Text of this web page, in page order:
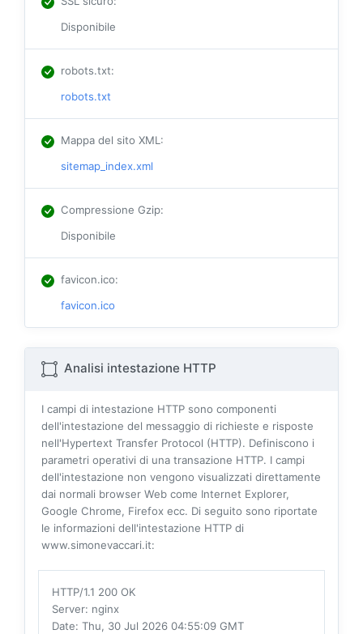
Disponibile
robots.txt:
robots.txt
Mappa del sito XML:
sitemap_index.xml
Compressione Gzip:
Disponibile
favicon.ico:
favicon.ico
Analisi intestazione HTTP
I campi di intestazione HTTP sono componenti
dell'intestazione del messaggio di richieste e risposte
nell'Hypertext Transfer Protocol (HTTP). Definiscono i
parametri operativi di una transazione HTTP. I campi
dell'intestazione non vengono visualizzati direttamente
dai normali browser Web come Internet Explorer,
Google Chrome, Firefox ecc. Di seguito sono riportate
le informazioni dell'intestazione HTTP di
www.simonevaccari.it:
HTTP/1.1 200 OK
Server: nginx
Date: Thu, 30 Jul 2026 04:55:09 GMT